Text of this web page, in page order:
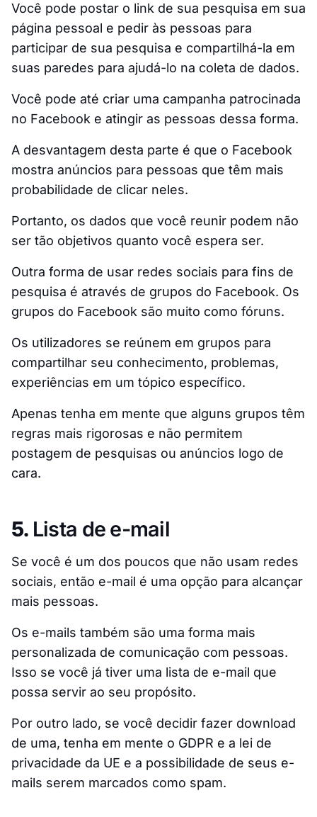
Você pode postar o link de sua pesquisa em sua
página pessoal e pedir às pessoas para
participar de sua pesquisa e compartilhá-la em
suas paredes para ajudá-lo na coleta de dados.
Você pode até criar uma campanha patrocinada
no Facebook e atingir as pessoas dessa forma.
A desvantagem desta parte é que o Facebook
mostra anúncios para pessoas que têm mais
probabilidade de clicar neles.
Portanto, os dados que você reunir podem não
ser tão objetivos quanto você espera ser.
Outra forma de usar redes sociais para fins de
pesquisa é através de grupos do Facebook. Os
grupos do Facebook são muito como fóruns.
Os utilizadores se reúnem em grupos para
compartilhar seu conhecimento, problemas,
experiências em um tópico específico.
Apenas tenha em mente que alguns grupos têm
regras mais rigorosas e não permitem
postagem de pesquisas ou anúncios logo de
cara.
5. Lista de e-mail
Se você é um dos poucos que não usam redes
sociais, então e-mail é uma opção para alcançar
mais pessoas.
Os e-mails também são uma forma mais
personalizada de comunicação com pessoas.
Isso se você já tiver uma lista de e-mail que
possa servir ao seu propósito.
Por outro lado, se você decidir fazer download
de uma, tenha em mente o GDPR e a lei de
privacidade da UE e a possibilidade de seus e-
mails serem marcados como spam.